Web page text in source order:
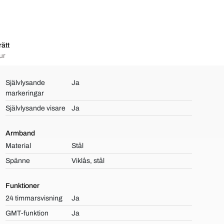
Självlysande
markeringar
Ja
Självlysande visare Ja
Armband
Material
Stål
Spänne
Viklås, stål
Funktioner
24 timmarsvisning
Ja
GMT-funktion
Ja